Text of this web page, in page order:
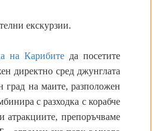
екскурзии.
на Карибитеда посетите
директно сред джунглата
на маите, разположен
с разходка с корабче
атракциите, препоръчваме